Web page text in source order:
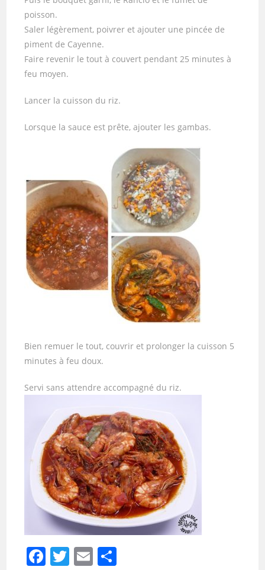
poisson.
Saler légèrement, poivrer et ajouter une pincée de
piment de Cayenne.
Faire revenir le tout à couvert pendant 25 minutes à
feu moyen.
Lancer la cuisson du riz.
Lorsque la sauce est prête, ajouter les gambas.
Bien remuer le tout, couvrir et prolonger la cuisson 5
minutes à feu doux.
Servi sans attendre accompagné du riz.
F T E